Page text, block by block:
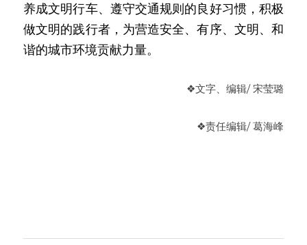
养成文明行车、遵守交通规则的良好习惯，积极
做文明的践行者，为营造安全、有序、文明、和
谐的城市环境贡献力量。
❖文字、编辑/ 宋莹璐
❖责任编辑/ 葛海峰